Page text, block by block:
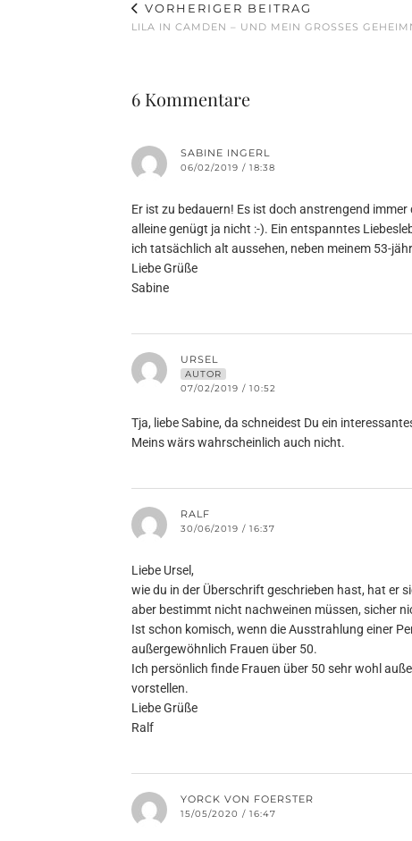
VORHERIGER BEITRAG
LILA IN CAMDEN – UND MEIN GROSSES
6 Kommentare
SABINE INGERL
06/02/2019 / 18:38
Er ist zu bedauern! Es ist doch anstrengend
alleine genügt ja nicht :-). Ein entspanntes
ich tatsächlich alt aussehen, neben meinem 53-
Liebe Grüße
Sabine
URSEL
AUTOR
07/02/2019 / 10:52
Tja, liebe Sabine, da schneidest Du ein
Meins wärs wahrscheinlich auch nicht.
RALF
30/06/2019 / 16:37
Liebe Ursel,
wie du in der Überschrift geschrieben hast, hat er
aber bestimmt nicht nachweinen müssen, sicher
Ist schon komisch, wenn die Ausstrahlung einer
außergewöhnlich Frauen über 50.
Ich persönlich finde Frauen über 50 sehr wohl
vorstellen.
Liebe Grüße
Ralf
YORCK VON FOERSTER
15/05/2020 / 16:47